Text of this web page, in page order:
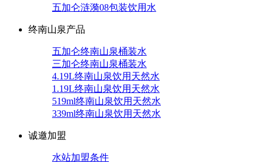
五加仑涟漪08包装饮用水
终南山泉产品
五加仑终南山泉桶装水
三加仑终南山泉桶装水
4.19L终南山泉饮用天然水
1.19L终南山泉饮用天然水
519ml终南山泉饮用天然水
339ml终南山泉饮用天然水
诚邀加盟
水站加盟条件